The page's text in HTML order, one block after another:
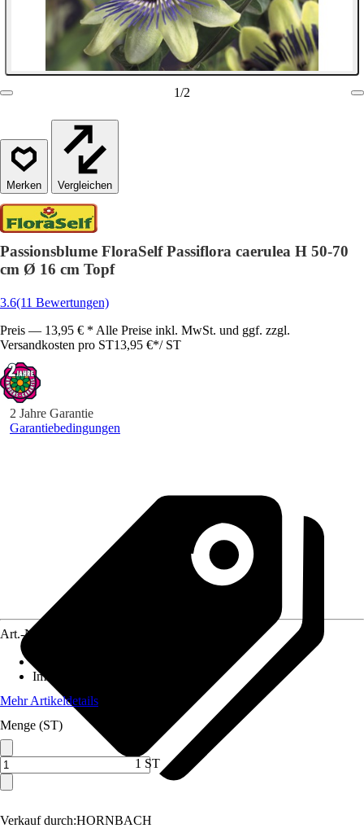
1/2
Vergleichen
Passionsblume FloraSelf Passiflora caerulea H 50-70
cm Ø 16 cm Topf
3.6(11 Bewertungen)
Preis — 13,95 € * Alle Preise inkl. MwSt. und ggf. zzgl.
Versandkosten pro ST13,95 €*/ ST
2 Jahre Garantie
Garantiebedingungen
Verkauf durch:HORNBACH
Art.-Nr.
Immergrün
Mehr Artikeldetails
Menge (ST)
1 ST